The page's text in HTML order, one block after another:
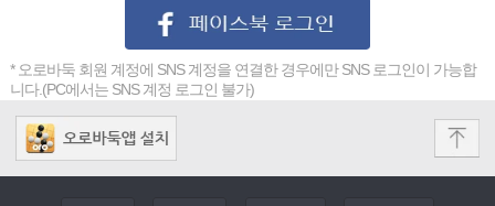
* 오로바둑 회원 계정에 SNS 계정을 연결한 경우에만 SNS 로그인이 가능합
니다.(PC에서는 SNS 계정 로그인 불가)